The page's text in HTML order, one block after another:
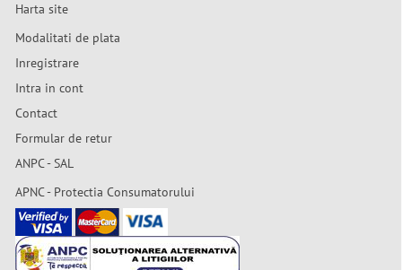
Harta site
Modalitati de plata
Inregistrare
Intra in cont
Contact
Formular de retur
ANPC - SAL
APNC - Protectia Consumatorului